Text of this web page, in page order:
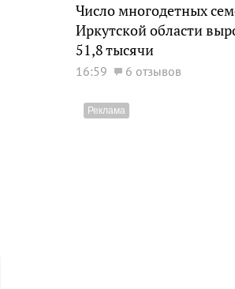
Число многодетных
Иркутской области
51,8 тысячи
16:59 6 отзывов